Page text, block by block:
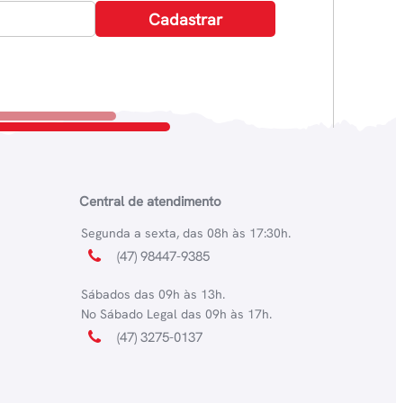
Central de atendimento
Segunda a sexta, das 08h às 17:30h.
(47) 98447-9385
Sábados das 09h às 13h.
No Sábado Legal das 09h às 17h.
(47) 3275-0137